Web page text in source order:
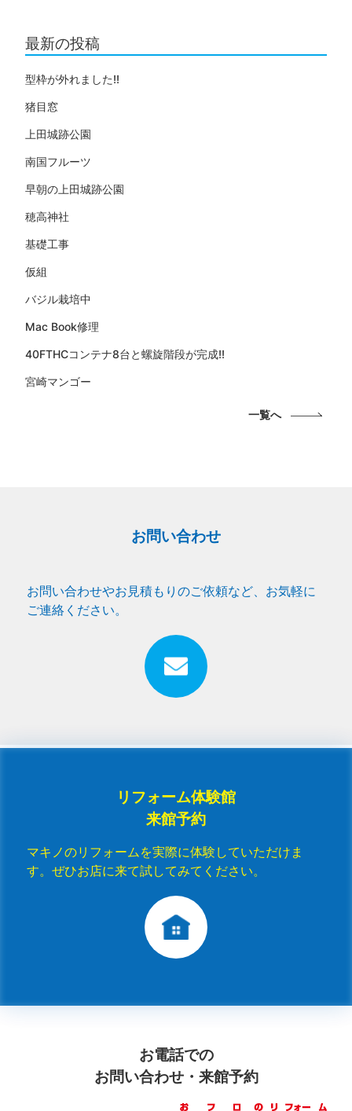
最新の投稿
型枠が外れました!!
猪目窓
上田城跡公園
南国フルーツ
早朝の上田城跡公園
穂高神社
基礎工事
仮組
バジル栽培中
Mac Book修理
40FTHCコンテナ8台と螺旋階段が完成!!
宮崎マンゴー
一覧へ
お問い合わせ
お問い合わせやお見積もりのご依頼など、お気軽に
ご連絡ください。
リフォーム体験館
来館予約
マキノのリフォームを実際に体験していただけま
す。ぜひお店に来て試してみてください。
お電話での
お問い合わせ・来館予約